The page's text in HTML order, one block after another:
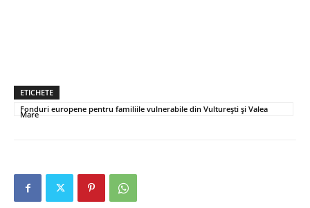
ETICHETE
Fonduri europene pentru familiile vulnerabile din Vulturești și Valea
Mare